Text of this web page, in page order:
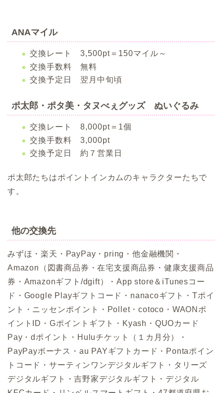
ANAマイル
交換レート 3,500pt＝150マイル～
交換手数料 無料
交換予定日 翌月中旬頃
ポ太郎・ポタ美・タヌべぇグッズ ぬいぐるみ
交換レート 8,000pt＝1個
交換手数料 3,000pt
交換予定日 約７営業日
ポ太郎たちはポイントインカムのキャラクターたちで
す。
他の交換先
みずほ・楽天・PayPay・pring・他金融機関・
Amazon（図書商品券・在宅支援商品券・健康支援商品
券・Amazonギフト/dgift）・App store＆iTunesコー
ド・Google Playギフトコード・nanacoギフト・Tポイ
ント・ニッセンポイント・Pollet・cotoco・WAONポ
イントID・Gポイントギフト・Kyash・QUOカード
Pay・dポイント・Huluチケット（１カ月分）・
PayPayボーナス・au PAYギフトカード・Pontaポイン
トコード・サーティンワンデジタルギフト・タリーズ
デジタルギフト・吉野家デジタルギフト・デジタル